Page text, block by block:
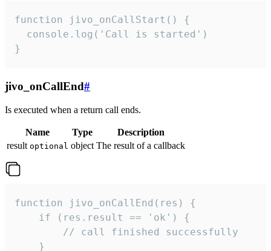
function jivo_onCallStart() {
  console.log('Call is started')
}
jivo_onCallEnd#
Is executed when a return call ends.
Name Type
Description
result optional object The result of a callback
function jivo_onCallEnd(res) {
    if (res.result == 'ok') {
        // call finished successfully
    }